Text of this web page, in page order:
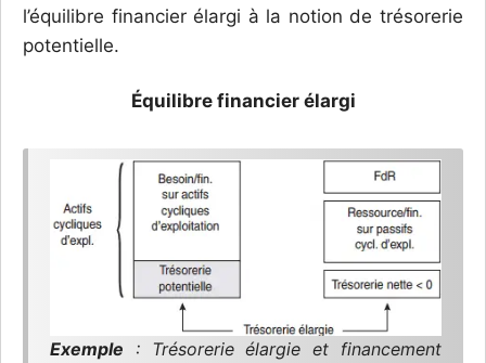
l’équilibre financier élargi à la notion de trésorerie
potentielle.
Équilibre financier élargi
Exemple : Trésorerie élargie et financement